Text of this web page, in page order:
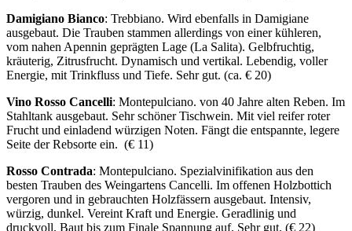
Damigiano Bianco: Trebbiano. Wird ebenfalls in Damigiane
ausgebaut. Die Trauben stammen allerdings von einer kühleren,
vom nahen Apennin geprägten Lage (La Salita). Gelbfruchtig,
kräuterig, Zitrusfrucht. Dynamisch und vertikal. Lebendig, voller
Energie, mit Trinkfluss und Tiefe. Sehr gut. (ca. € 20)
Vino Rosso Cancelli: Montepulciano. von 40 Jahre alten Reben. Im
Stahltank ausgebaut. Sehr schöner Tischwein. Mit viel reifer roter
Frucht und einladend würzigen Noten. Fängt die entspannte, legere
Seite der Rebsorte ein. (€ 11)
Rosso Contrada: Montepulciano. Spezialvinifikation aus den
besten Trauben des Weingartens Cancelli. Im offenen Holzbottich
vergoren und in gebrauchten Holzfässern ausgebaut. Intensiv,
würzig, dunkel. Vereint Kraft und Energie. Geradlinig und
druckvoll. Baut bis zum Finale Spannung auf. Sehr gut. (€ 22)